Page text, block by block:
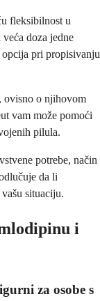
fleksibilnost u
doza jedne
pri propisivanju
ovisno o njihovom
vam može pomoći
pilula.
potrebe, način
da li
situaciju.
i
za osobe s